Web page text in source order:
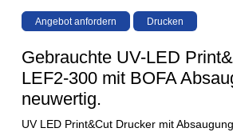
Angebot anfordern Drucken
Gebrauchte UV-LED
LEF2-300 mit BOFA
neuwertig.
UV LED Print&Cut Drucker mit